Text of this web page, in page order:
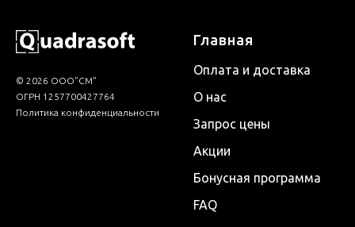
© 2026 ООО"СМ"
ОГРН 1257700427764
Политика конфиденциальности
Главная
Оплата и доставка
О нас
Запрос цены
Акции
Бонусная программа
FAQ